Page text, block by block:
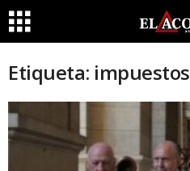
Etiqueta: impuestos